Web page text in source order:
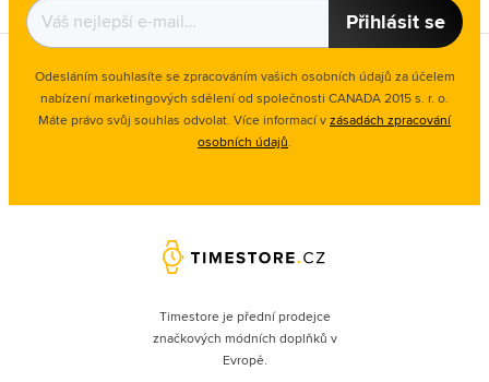
Přihlásit se
Odesláním souhlasíte se zpracováním vašich osobních údajů za účelem
nabízení marketingových sdělení od společnosti CANADA 2015 s. r. o.
Máte právo svůj souhlas odvolat. Více informací vzásadách zpracování
osobních údajů.
Timestore je přední prodejce
značkových módních doplňků v
Evropě.